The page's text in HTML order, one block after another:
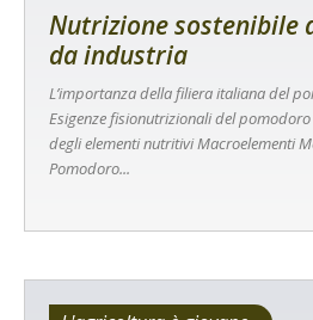
Nutrizione sostenibile
da industria
L’importanza della filiera italiana del
Esigenze fisionutrizionali del
degli elementi nutritivi Macroelementi
Pomodoro...